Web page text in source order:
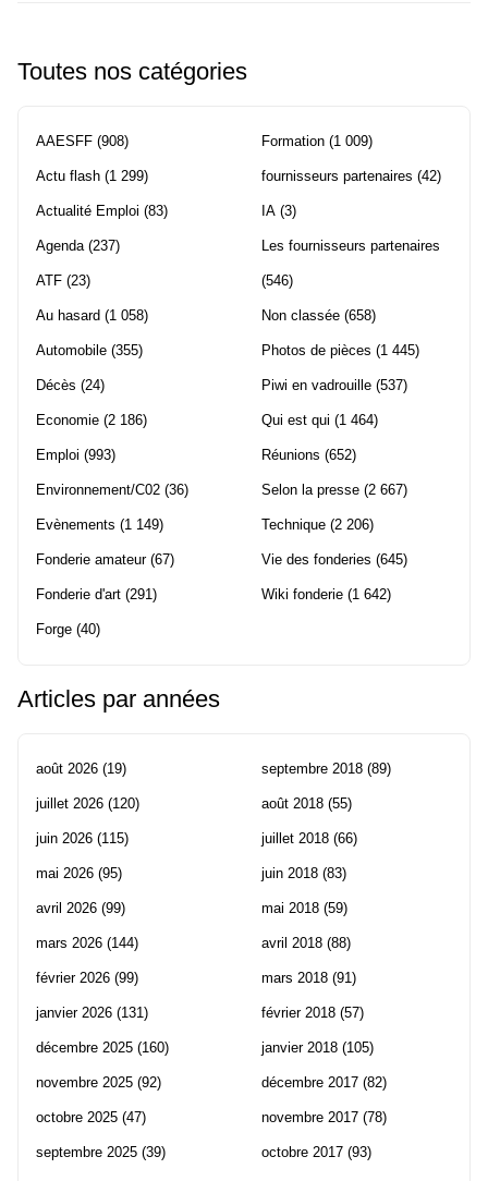
Toutes nos catégories
AAESFF (908)
Actu flash (1 299)
Actualité Emploi (83)
Agenda(237)
ATF (23)
Au hasard (1 058)
Automobile (355)
Décès (24)
Economie (2 186)
Emploi (993)
Environnement/C02 (36)
Evènements (1 149)
Fonderie amateur(67)
Fonderie d'art (291)
Forge (40)
Formation (1 009)
fournisseurs partenaires (42)
IA (3)
Les fournisseurs partenaires
(546)
Non classée (658)
Photos de pièces (1 445)
Piwi en vadrouille (537)
Qui est qui (1 464)
Réunions (652)
Selon la presse (2 667)
Technique (2 206)
Vie des fonderies (645)
Wiki fonderie (1 642)
Articles par années
août 2026 (19)
juillet 2026 (120)
juin 2026 (115)
mai 2026 (95)
avril 2026 (99)
mars 2026 (144)
février 2026 (99)
janvier 2026 (131)
décembre 2025 (160)
novembre 2025 (92)
octobre 2025 (47)
septembre 2025 (39)
septembre 2018 (89)
août 2018 (55)
juillet 2018 (66)
juin 2018 (83)
mai 2018 (59)
avril 2018 (88)
mars 2018 (91)
février 2018 (57)
janvier 2018 (105)
décembre 2017 (82)
novembre 2017 (78)
octobre 2017 (93)